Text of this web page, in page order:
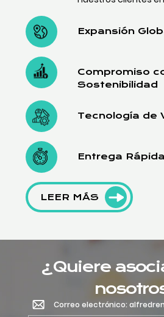
Expansión
Compromiso
Sostenibilidad
Tecnología de
Entrega Rápida
LEER MÁS
¿Quiere
Correo electrónico: